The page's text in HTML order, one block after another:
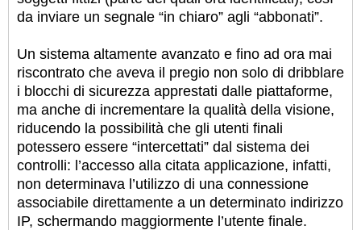
da inviare un segnale “in chiaro” agli “abbonati”.
Un sistema altamente avanzato e fino ad ora mai
riscontrato che aveva il pregio non solo di dribblare
i blocchi di sicurezza apprestati dalle piattaforme,
ma anche di incrementare la qualità della visione,
riducendo la possibilità che gli utenti finali
potessero essere “intercettati” dal sistema dei
controlli: l’accesso alla citata applicazione, infatti,
non determinava l’utilizzo di una connessione
associabile direttamente a un determinato indirizzo
IP, schermando maggiormente l’utente finale.